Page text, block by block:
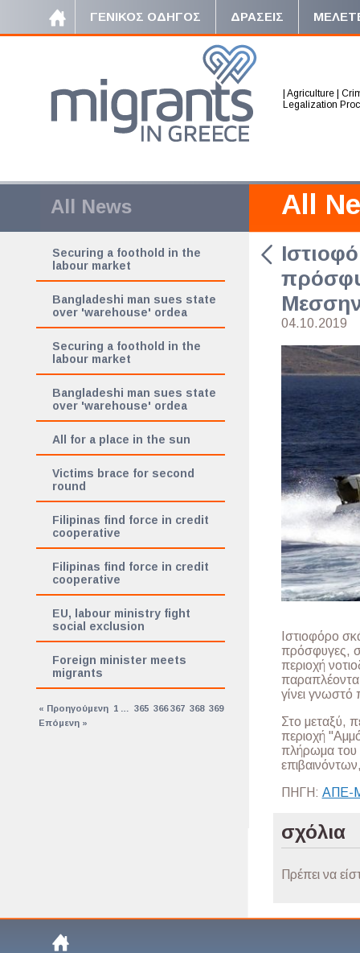
ΓΕΝΙΚΟΣ ΟΔΗΓΟΣ ΔΡΑΣΕΙΣ
Agriculture
Legalization
All News
Securing a foothold in the
labour market
Bangladeshi man sues state
over 'warehouse' ordea
Securing a foothold in the
labour market
Bangladeshi man sues state
over 'warehouse' ordea
All for a place in the sun
Victims brace for second
round
Filipinas find force in credit
cooperative
Filipinas find force in credit
cooperative
EU, labour ministry fight
social exclusion
Foreign minister meets
migrants
« Προηγούμενη 1 365 366 367 368 369
Επόμενη »
All
04.10.2019
Ιστιοφόρο
πρόσφυγες,
περιοχή
παραπλέοντα
γίνει
Στο μεταξύ,
περιοχή
πλήρωμα του
ΠΗΓΗ: ΑΠΕ-
σχόλια
Πρέπει να